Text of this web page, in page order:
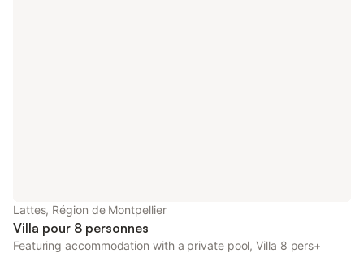
Lattes, Région de Montpellier
Villa pour 8 personnes
Featuring accommodation with a private pool, Villa 8 pers+